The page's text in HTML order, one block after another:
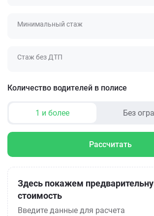
Минимальный стаж
Стаж без ДТП
Количество водителей в полисе
1 и более Без
Рассчитать
Здесь покажем
стоимость
Введите данные для расчета